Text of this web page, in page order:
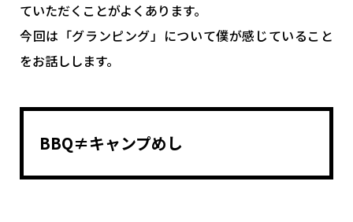
ていただくことがよくあります。
今回は「グランピング」について僕が感じていること
をお話しします。
BBQ≠キャンプめし